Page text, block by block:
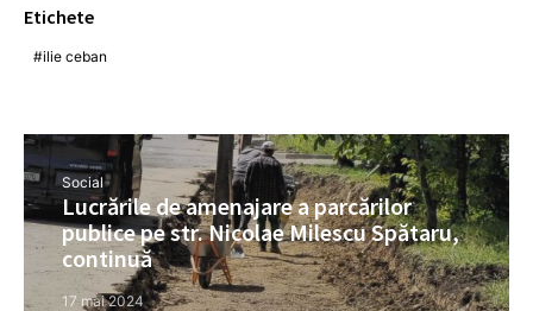
Etichete
ilie ceban
Social
Lucrările de amenajare a parcărilor
publice pe str. Nicolae Milescu Spătaru,
continuă
17 mai 2024